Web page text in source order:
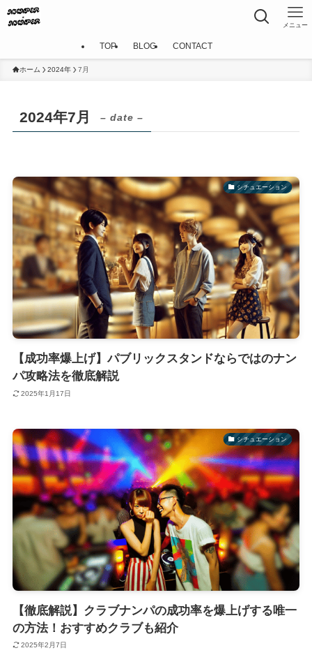
メニュー
TOP BLOG CONTACT
ホーム 2024年 7月
2024年7月 – date –
シチュエーション
【成功率爆上げ】パブリックスタンドならではのナン
パ攻略法を徹底解説
2025年1月17日
シチュエーション
【徹底解説】クラブナンパの成功率を爆上げする唯一
の方法！おすすめクラブも紹介
2025年2月7日